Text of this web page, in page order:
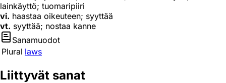
lainkäyttö; tuomaripiiri
vi. haastaa oikeuteen; syyttää
vt. syyttää; nostaa kanne
Sanamuodot
Plural laws
Liittyvät sanat